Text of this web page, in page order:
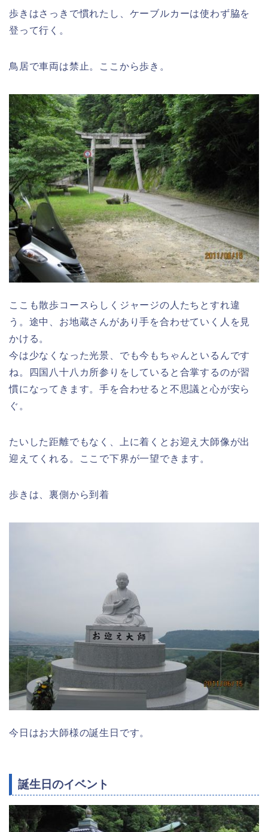
歩きはさっきで慣れたし、ケーブルカーは使わず脇を
登って行く。
鳥居で車両は禁止。ここから歩き。
ここも散歩コースらしくジャージの人たちとすれ違
う。途中、お地蔵さんがあり手を合わせていく人を見
かける。
今は少なくなった光景、でも今もちゃんといるんです
ね。四国八十八カ所参りをしていると合掌するのが習
慣になってきます。手を合わせると不思議と心が安ら
ぐ。
たいした距離でもなく、上に着くとお迎え大師像が出
迎えてくれる。ここで下界が一望できます。
歩きは、裏側から到着
今日はお大師様の誕生日です。
誕生日のイベント